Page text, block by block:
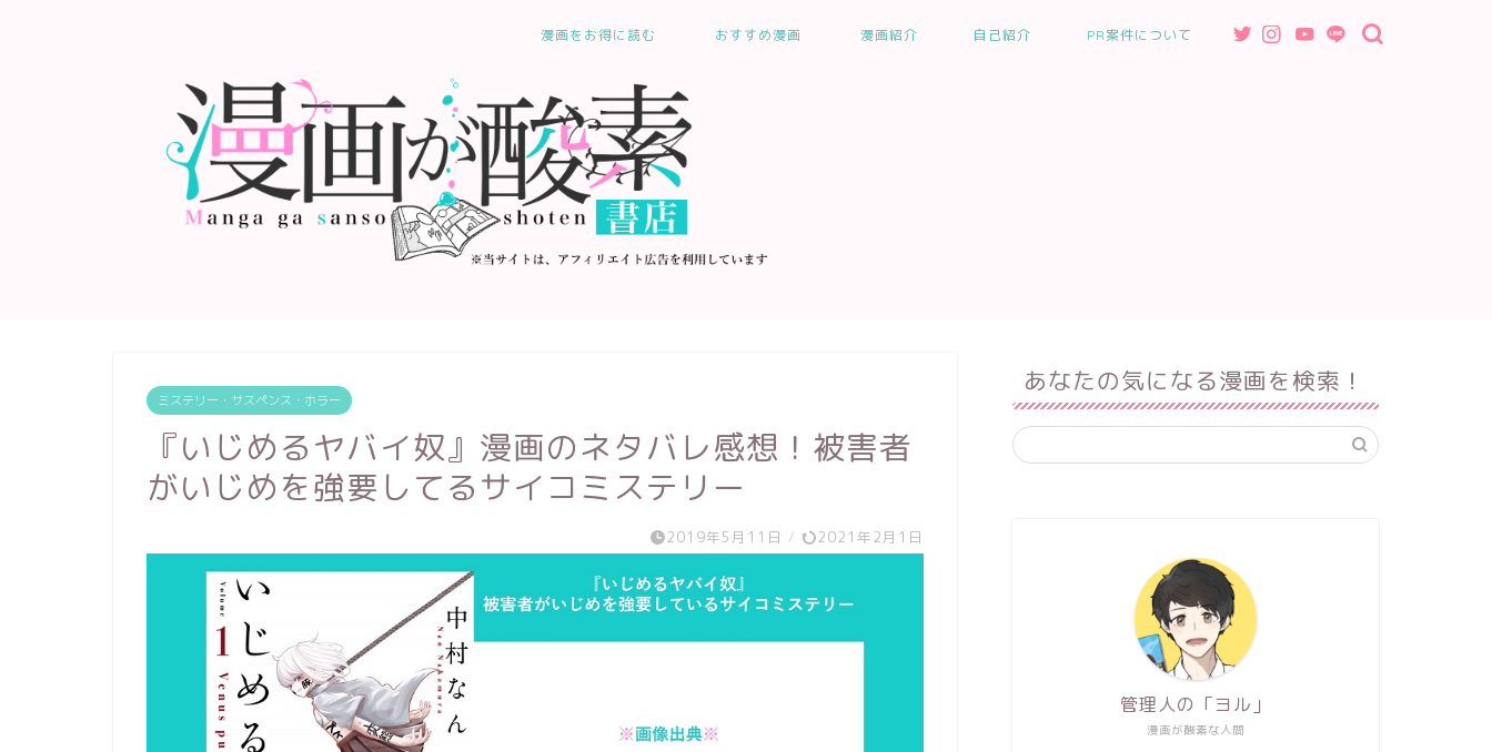
漫画をお得に読む おすすめ漫画 漫画紹介 自己紹介 PR案件について
ミステリー・サスペンス・ホラー
『いじめるヤバイ奴』漫画のネタバレ感想！被害者
がいじめを強要してるサイコミステリー
2019年5月11日 / 2021年2月1日
あなたの気になる漫画を検索！
漫画が酸素な人間
管理人の「ヨル」